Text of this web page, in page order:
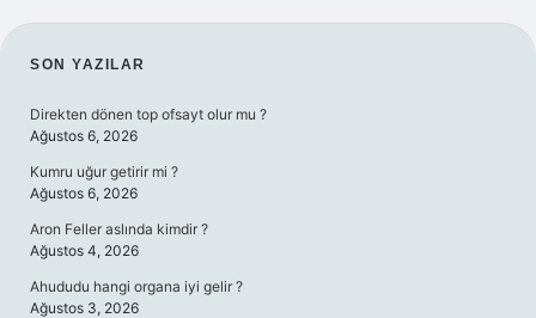
SIDEBAR
SON YAZILAR
Direkten dönen top ofsayt olur mu ?
Ağustos 6, 2026
Kumru uğur getirir mi ?
Ağustos 6, 2026
Aron Feller aslında kimdir ?
Ağustos 4, 2026
Ahududu hangi organa iyi gelir ?
Ağustos 3, 2026